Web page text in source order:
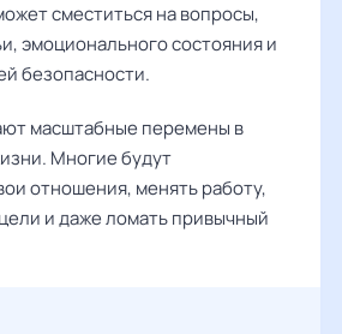
сместиться на вопросы,
эмоционального состояния и
безопасности.
масштабные перемены в
Многие будут
отношения, менять работу,
и даже ломать привычный